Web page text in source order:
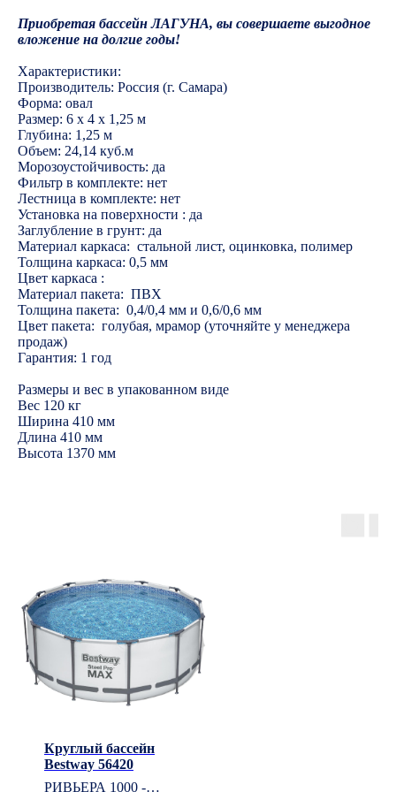
Приобретая бассейн ЛАГУНА, вы совершаете выгодное
вложение на долгие годы!
Характеристики:
Производитель: Россия (г. Самара)
Форма: овал
Размер: 6 х 4 х 1,25 м
Глубина: 1,25 м
Объем: 24,14 куб.м
Морозоустойчивость: да
Фильтр в комплекте: нет
Лестница в комплекте: нет
Установка на поверхности : да
Заглубление в грунт: да
Материал каркаса: стальной лист, оцинковка, полимер
Толщина каркаса: 0,5 мм
Цвет каркаса :
Материал пакета: ПВХ
Толщина пакета: 0,4/0,4 мм и 0,6/0,6 мм
Цвет пакета: голубая, мрамор (уточняйте у менеджера
продаж)
Гарантия: 1 год
Размеры и вес в упакованном виде
Вес 120 кг
Ширина 410 мм
Длина 410 мм
Высота 1370 мм
Круглый бассейн
Bestway 56420
РИВЬЕРА 1000 -